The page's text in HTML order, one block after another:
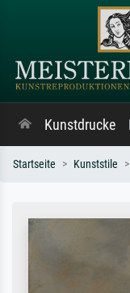
Kunstdrucke
Startseite Kunststile